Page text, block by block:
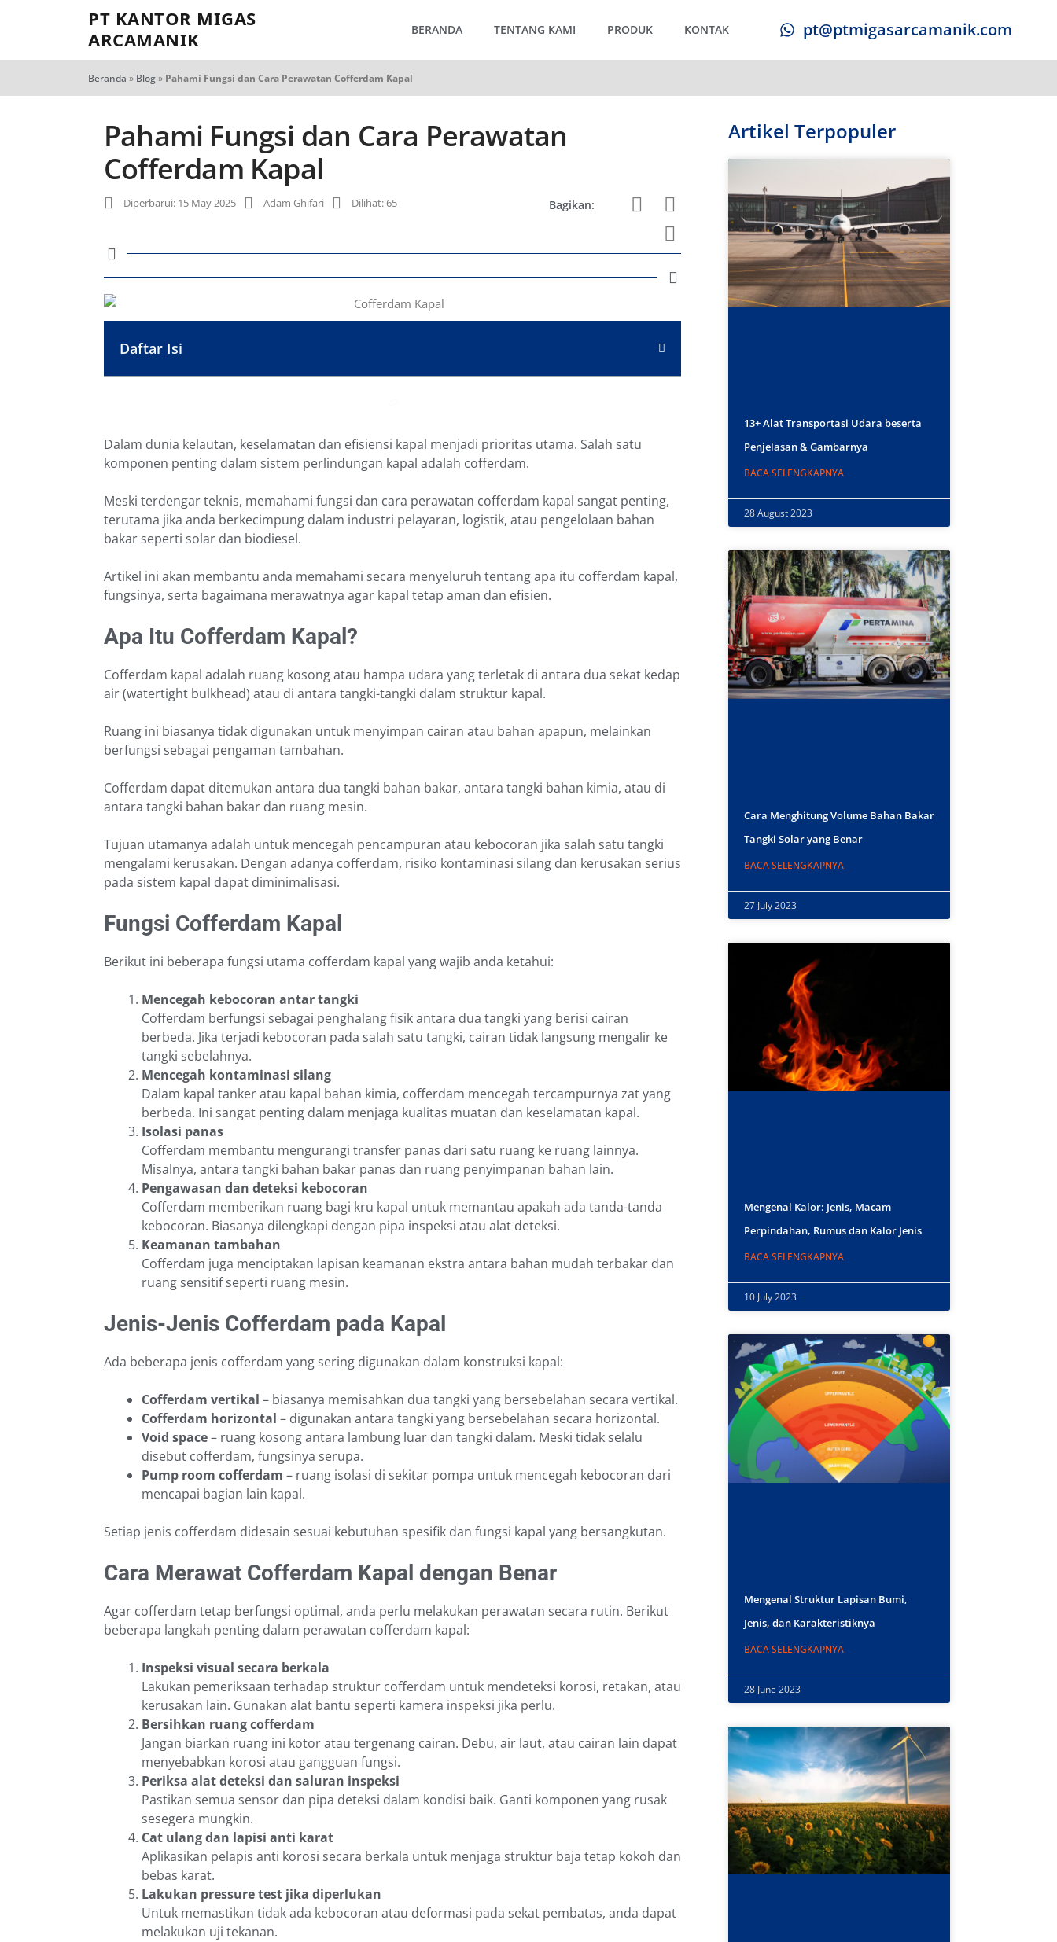
PT KANTOR MIGAS
ARCAMANIK
BERANDA TENTANG KAMI PRODUK KONTAK pt@ptmigasarcamanik.com
Beranda » Blog» Pahami Fungsi dan Cara Perawatan Cofferdam Kapal
Pahami Fungsi dan Cara Perawatan
Cofferdam Kapal
Diperbarui: 15 May 2025 Adam Ghifari Dilihat: 65 Bagikan:
Daftar Isi
Dalam dunia kelautan, keselamatan dan efisiensi kapal menjadi prioritas utama. Salah satu
komponen penting dalam sistem perlindungan kapal adalah cofferdam.
Meski terdengar teknis, memahami fungsi dan cara perawatan cofferdam kapal sangat penting,
terutama jika anda berkecimpung dalam industri pelayaran, logistik, atau pengelolaan bahan
bakar seperti solar dan biodiesel.
Artikel ini akan membantu anda memahami secara menyeluruh tentang apa itu cofferdam kapal,
fungsinya, serta bagaimana merawatnya agar kapal tetap aman dan efisien.
Apa Itu Cofferdam Kapal?
Cofferdam kapal adalah ruang kosong atau hampa udara yang terletak di antara dua sekat kedap
air (watertight bulkhead) atau di antara tangki-tangki dalam struktur kapal.
Ruang ini biasanya tidak digunakan untuk menyimpan cairan atau bahan apapun, melainkan
berfungsi sebagai pengaman tambahan.
Cofferdam dapat ditemukan antara dua tangki bahan bakar, antara tangki bahan kimia, atau di
antara tangki bahan bakar dan ruang mesin.
Tujuan utamanya adalah untuk mencegah pencampuran atau kebocoran jika salah satu tangki
mengalami kerusakan. Dengan adanya cofferdam, risiko kontaminasi silang dan kerusakan serius
pada sistem kapal dapat diminimalisasi.
Fungsi Cofferdam Kapal
Berikut ini beberapa fungsi utama cofferdam kapal yang wajib anda ketahui:
Mencegah kebocoran antar tangki
Cofferdam berfungsi sebagai penghalang fisik antara dua tangki yang berisi cairan
berbeda. Jika terjadi kebocoran pada salah satu tangki, cairan tidak langsung mengalir ke
tangki sebelahnya.
Mencegah kontaminasi silang
Dalam kapal tanker atau kapal bahan kimia, cofferdam mencegah tercampurnya zat yang
berbeda. Ini sangat penting dalam menjaga kualitas muatan dan keselamatan kapal.
Isolasi panas
Cofferdam membantu mengurangi transfer panas dari satu ruang ke ruang lainnya.
Misalnya, antara tangki bahan bakar panas dan ruang penyimpanan bahan lain.
Pengawasan dan deteksi kebocoran
Cofferdam memberikan ruang bagi kru kapal untuk memantau apakah ada tanda-tanda
kebocoran. Biasanya dilengkapi dengan pipa inspeksi atau alat deteksi.
Keamanan tambahan
Cofferdam juga menciptakan lapisan keamanan ekstra antara bahan mudah terbakar dan
ruang sensitif seperti ruang mesin.
Jenis-Jenis Cofferdam pada Kapal
Ada beberapa jenis cofferdam yang sering digunakan dalam konstruksi kapal:
Cofferdam vertikal – biasanya memisahkan dua tangki yang bersebelahan secara vertikal.
Cofferdam horizontal – digunakan antara tangki yang bersebelahan secara horizontal.
Void space– ruang kosong antara lambung luar dan tangki dalam. Meski tidak selalu
disebut cofferdam, fungsinya serupa.
Pump room cofferdam – ruang isolasi di sekitar pompa untuk mencegah kebocoran dari
mencapai bagian lain kapal.
Setiap jenis cofferdam didesain sesuai kebutuhan spesifik dan fungsi kapal yang bersangkutan.
Cara Merawat Cofferdam Kapal dengan Benar
Agar cofferdam tetap berfungsi optimal, anda perlu melakukan perawatan secara rutin. Berikut
beberapa langkah penting dalam perawatan cofferdam kapal:
Inspeksi visual secara berkala
Lakukan pemeriksaan terhadap struktur cofferdam untuk mendeteksi korosi, retakan, atau
kerusakan lain. Gunakan alat bantu seperti kamera inspeksi jika perlu.
Bersihkan ruang cofferdam
Jangan biarkan ruang ini kotor atau tergenang cairan. Debu, air laut, atau cairan lain dapat
menyebabkan korosi atau gangguan fungsi.
Periksa alat deteksi dan saluran inspeksi
Pastikan semua sensor dan pipa deteksi dalam kondisi baik. Ganti komponen yang rusak
sesegera mungkin.
Cat ulang dan lapisi anti karat
Aplikasikan pelapis anti korosi secara berkala untuk menjaga struktur baja tetap kokoh dan
bebas karat.
Lakukan pressure test jika diperlukan
Untuk memastikan tidak ada kebocoran atau deformasi pada sekat pembatas, anda dapat
melakukan uji tekanan.
Artikel Terpopuler
13+ Alat Transportasi Udara beserta
Penjelasan & Gambarnya
BACA SELENGKAPNYA
28 August 2023
Cara Menghitung Volume Bahan Bakar
Tangki Solar yang Benar
BACA SELENGKAPNYA
27 July 2023
Mengenal Kalor: Jenis, Macam
Perpindahan, Rumus dan Kalor Jenis
BACA SELENGKAPNYA
10 July 2023
Mengenal Struktur Lapisan Bumi,
Jenis, dan Karakteristiknya
BACA SELENGKAPNYA
28 June 2023